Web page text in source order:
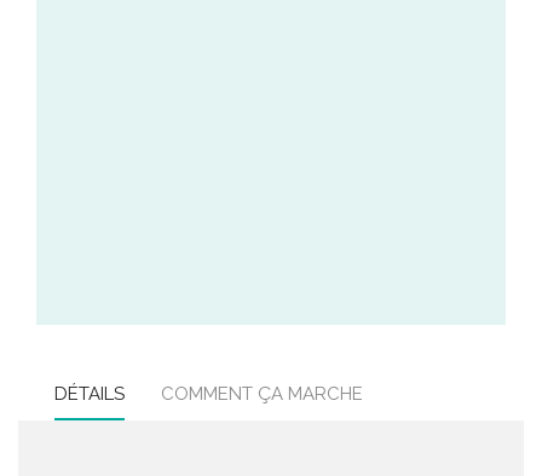
DÉTAILS COMMENT ÇA MARCHE